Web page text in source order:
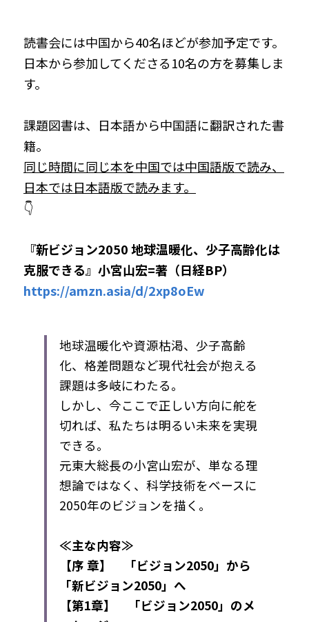
読書会には中国から40名ほどが参加予定です。
日本から参加してくださる10名の方を募集しま
す。
課題図書は、日本語から中国語に翻訳された書
籍。
同じ時間に同じ本を中国では中国語版で読み、
日本では日本語版で読みます。
👇
『新ビジョン2050 地球温暖化、少子高齢化は
克服できる』小宮山宏=著（日経BP）
https://amzn.asia/d/2xp8oEw
地球温暖化や資源枯渇、少子高齢
化、格差問題など現代社会が抱える
課題は多岐にわたる。
しかし、今ここで正しい方向に舵を
切れば、私たちは明るい未来を実現
できる。
元東大総長の小宮山宏が、単なる理
想論ではなく、科学技術をベースに
2050年のビジョンを描く。
≪主な内容≫
【序 章】 「ビジョン2050」から
「新ビジョン2050」へ
【第1章】 「ビジョン2050」のメ